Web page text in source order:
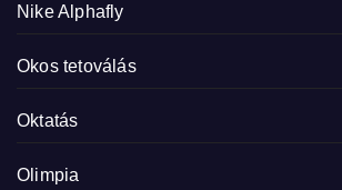
Nike Alphafly
Okos tetoválás
Oktatás
Olimpia